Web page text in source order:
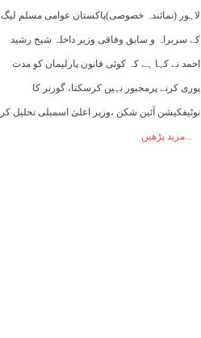
لاہور (نمائندہ خصوصی)پاکستان عوامی مسلم لیگ
کے سربراہ و سابق وفاقی وزیر داخلہ شیخ رشید
احمد نے کہا ہے کہ کوئی قانون پارلیمان کو مدت
پوری کرنے پرمجبور نہیں کرسکتا، گورنر کا
نوٹیفکیشن آئین شکن ،وزیر اعلیٰ اسمبلی تحلیل کر
مزید پڑھیں